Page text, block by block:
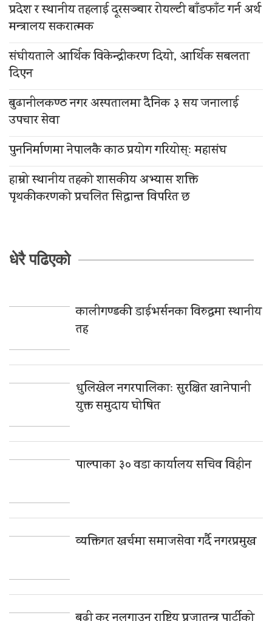
प्रदेश र स्थानीय तहलाई दूरसञ्चार रोयल्टी बाँडफाँट गर्न अर्थ
मन्त्रालय सकरात्मक
संघीयताले आर्थिक विकेन्द्रीकरण दियो, आर्थिक सबलता
दिएन
बुढानीलकण्ठ नगर अस्पतालमा दैनिक ३ सय जनालाई
उपचार सेवा
पुननिर्माणमा नेपालकै काठ प्रयोग गरियोस्ः महासंघ
हाम्रो स्थानीय तहको शासकीय अभ्यास शक्ति
पृथकीकरणको प्रचलित सिद्धान्त विपरित छ
धेरै पढिएको
कालीगण्डकी डाईभर्सनका विरुद्धमा स्थानीय
तह
धुलिखेल नगरपालिकाः सुरक्षित खानेपानी
युक्त समुदाय घोषित
पाल्पाका ३० वडा कार्यालय सचिव विहीन
व्यक्तिगत खर्चमा समाजसेवा गर्दै नगरप्रमुख